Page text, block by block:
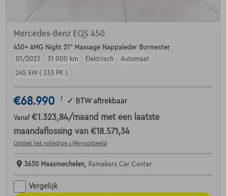
Mercedes-Benz EQS 450
450+ AMG Night 21" Massage Nappaleder Burmester
01/2023
31.000 km Elektrisch
Automaat
245 kW ( 333 PK )
€68.990 1 ✓ BTW aftrekbaar
Vanaf €1.323,84/maand met een laatste
maandaflossing van €18.571,34
Ontdek het volledige cijfervoorbeeld
3630 Maasmechelen, Ramakers Car Center
Vergelijk